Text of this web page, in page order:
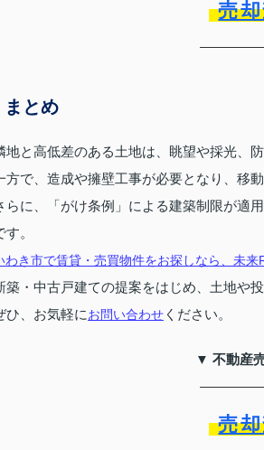
売
まとめ
地と高低差のある土地は、眺望や採光、
方で、造成や擁壁工事が必要となり、移
らに、「がけ条例」による建築制限が適
す。
わき市で賃貸・売買物件をお探しなら、未来
築・中古戸建ての提案をはじめ、土地や
ひ、お気軽にお問い合わせ ください。
▼ 不動産
売